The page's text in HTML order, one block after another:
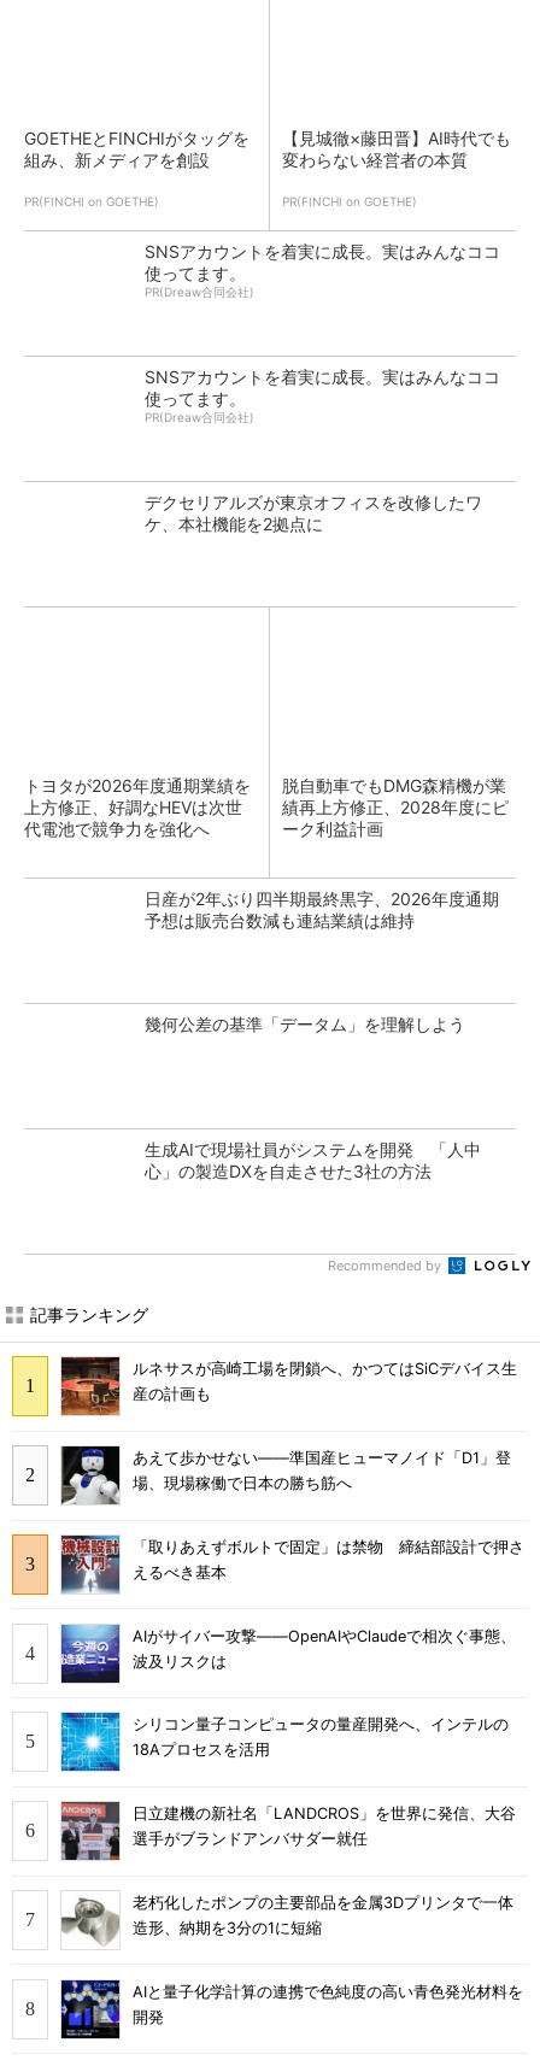
GOETHEとFINCHIがタッグを
組み、新メディアを創設
PR(FINCHI on GOETHE)
【見城徹×藤田晋】AI時代でも
変わらない経営者の本質
PR(FINCHI on GOETHE)
SNSアカウントを着実に成長。実はみんなココ
使ってます。
PR(Dreaw合同会社)
SNSアカウントを着実に成長。実はみんなココ
使ってます。
PR(Dreaw合同会社)
デクセリアルズが東京オフィスを改修したワ
ケ、本社機能を2拠点に
トヨタが2026年度通期業績を
上方修正、好調なHEVは次世
代電池で競争力を強化へ
脱自動車でもDMG森精機が業
績再上方修正、2028年度にピ
ーク利益計画
日産が2年ぶり四半期最終黒字、2026年度通期
予想は販売台数減も連結業績は維持
幾何公差の基準「データム」を理解しよう
生成AIで現場社員がシステムを開発 「人中
心」の製造DXを自走させた3社の方法
Recommended by
記事ランキング
ルネサスが高崎工場を閉鎖へ、かつてはSiCデバイス生
産の計画も
あえて歩かせない――準国産ヒューマノイド「D1」登
場、現場稼働で日本の勝ち筋へ
「取りあえずボルトで固定」は禁物 締結部設計で押さ
えるべき基本
AIがサイバー攻撃――OpenAIやClaudeで相次ぐ事態、
波及リスクは
シリコン量子コンピュータの量産開発へ、インテルの
18Aプロセスを活用
日立建機の新社名「LANDCROS」を世界に発信、大谷
選手がブランドアンバサダー就任
老朽化したポンプの主要部品を金属3Dプリンタで一体
造形、納期を3分の1に短縮
AIと量子化学計算の連携で色純度の高い青色発光材料を
開発